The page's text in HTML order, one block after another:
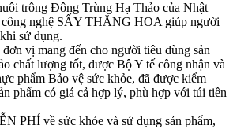
trông Đông Trùng Hạ Thảo của Nhật
nghệ SẤY THĂNG HOA giúp người
sử dụng.
vị mang đến cho người tiêu dùng sản
chất lượng tốt, được Bộ Y tế công nhận và
phẩm Bảo vệ sức khỏe, đã được kiểm
phẩm có giá cả hợp lý, phù hợp với túi tiền
PHÍ về sức khỏe và sử dụng sản phẩm,